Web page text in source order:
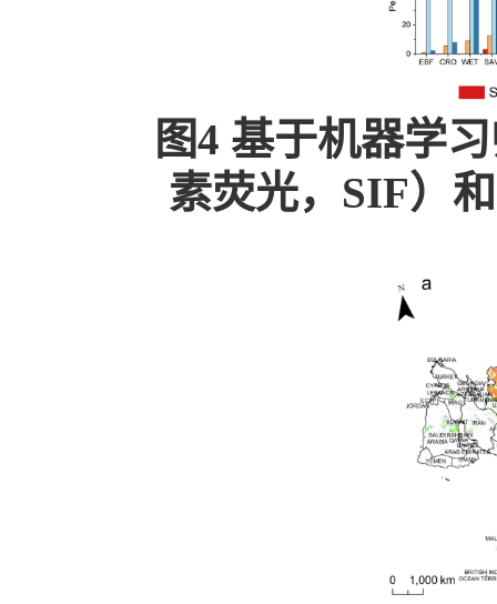
图4 基于机器学
素荧光，SIF）